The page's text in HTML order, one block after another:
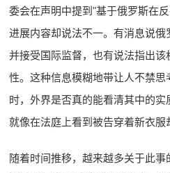
委会在声明中提到"基于俄罗斯在
进展内容却说法不一。有消息说
并接受国际监督，也有说法指出
性。这种信息模糊地带让人不禁思
时，外界是否真的能看清其中的
就像在法庭上看到被告穿着新衣服
随着时间推移，越来越多关于此